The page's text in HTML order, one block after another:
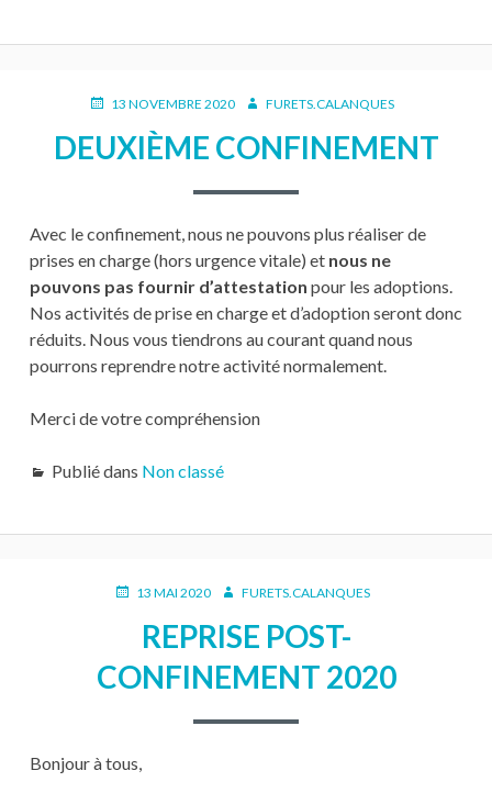
PUBLIÉ13 NOVEMBRE 2020 AUTEUR
FURETS.CALANQUES
DEUXIÈME CONFINEMENT
Avec le confinement, nous ne pouvons plus réaliser de
prises en charge (hors urgence vitale) et nous ne
pouvons pas fournir d’attestation pour les adoptions.
Nos activités de prise en charge et d’adoption seront donc
réduits. Nous vous tiendrons au courant quand nous
pourrons reprendre notre activité normalement.
Merci de votre compréhension
Publié dans Non classé
PUBLIÉ13 MAI 2020 AUTEUR
FURETS.CALANQUES
REPRISE POST-
CONFINEMENT 2020
Bonjour à tous,